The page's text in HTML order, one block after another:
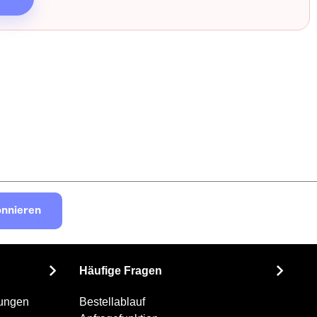
Häufige Fragen
Bestellablauf